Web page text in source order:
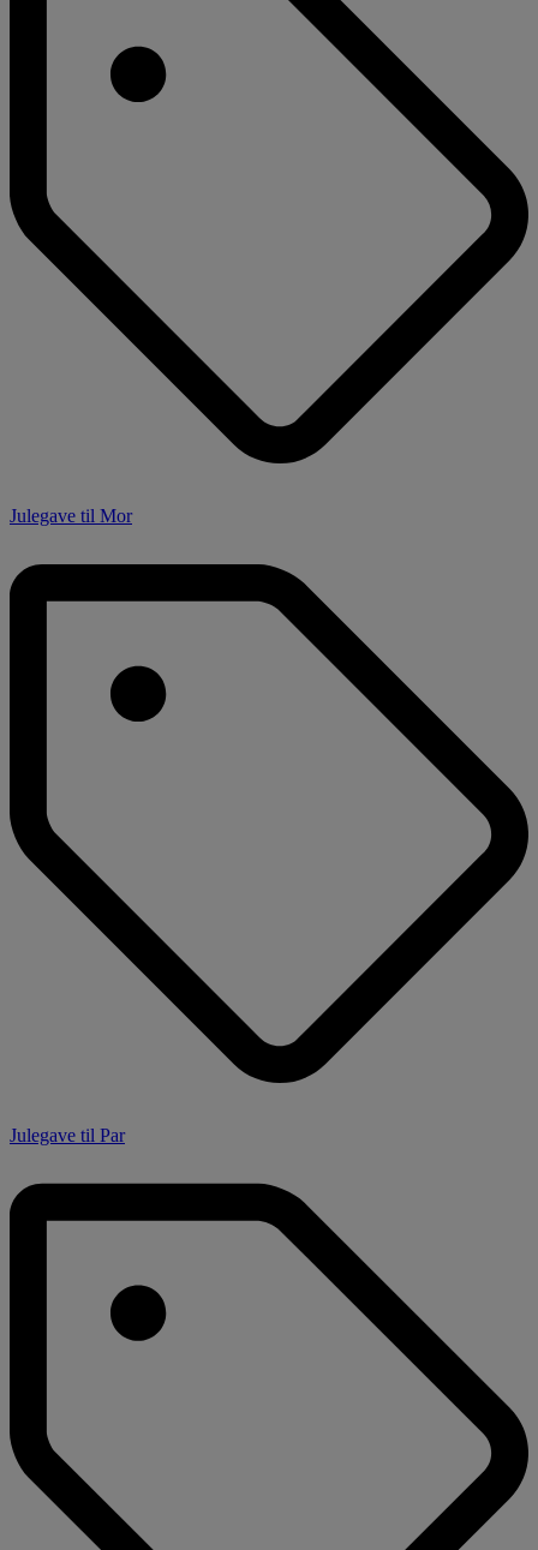
Julegave til Mor
Julegave til Par